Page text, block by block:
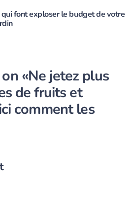
qui font exploser le budget de votre
«Ne jetez plus
de fruits et
comment les